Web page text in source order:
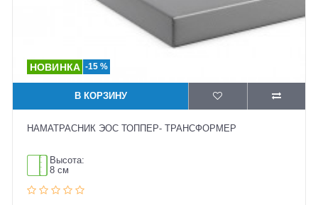
-15 %
В КОРЗИНУ
НАМАТРАСНИК ЭОС ТОППЕР- ТРАНСФОРМЕР
Высота:
8 см